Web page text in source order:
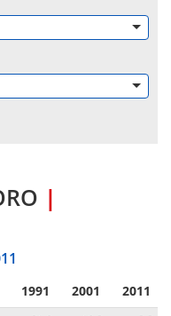
|
1991 2001 2011